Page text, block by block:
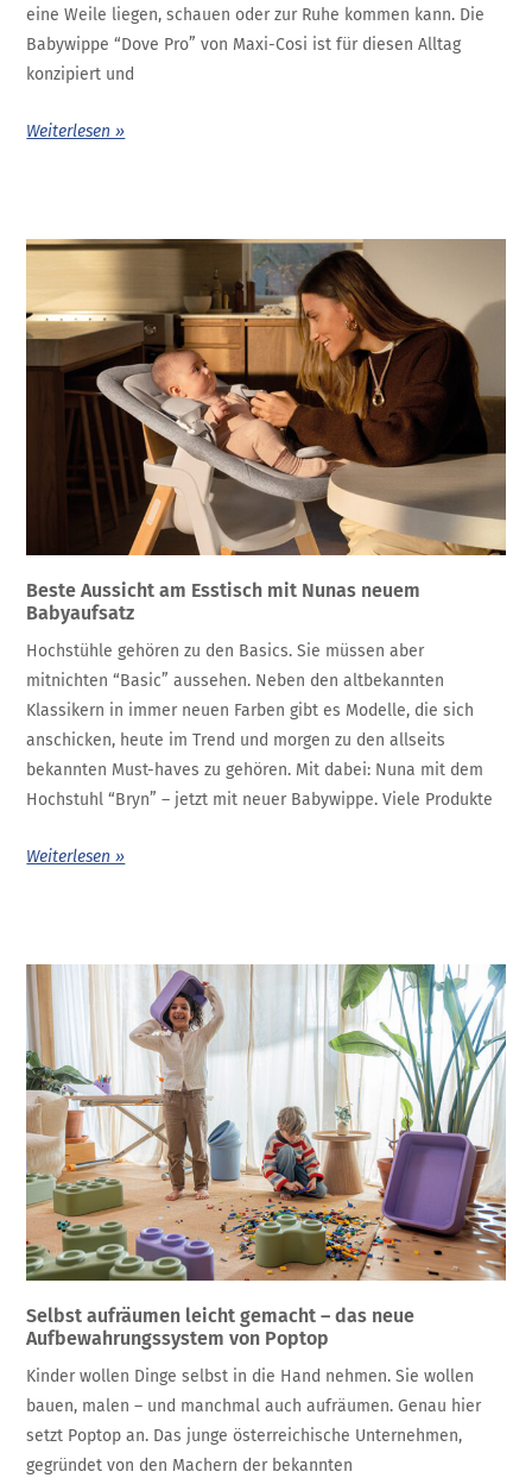
eine Weile liegen, schauen oder zur Ruhe kommen kann. Die
Babywippe “Dove Pro” von Maxi-Cosi ist für diesen Alltag
konzipiert und
Weiterlesen »
Beste Aussicht am Esstisch mit Nunas neuem
Babyaufsatz
Hochstühle gehören zu den Basics. Sie müssen aber
mitnichten “Basic” aussehen. Neben den altbekannten
Klassikern in immer neuen Farben gibt es Modelle, die sich
anschicken, heute im Trend und morgen zu den allseits
bekannten Must-haves zu gehören. Mit dabei: Nuna mit dem
Hochstuhl “Bryn” – jetzt mit neuer Babywippe. Viele Produkte
Weiterlesen »
Selbst aufräumen leicht gemacht – das neue
Aufbewahrungssystem von Poptop
Kinder wollen Dinge selbst in die Hand nehmen. Sie wollen
bauen, malen – und manchmal auch aufräumen. Genau hier
setzt Poptop an. Das junge österreichische Unternehmen,
gegründet von den Machern der bekannten